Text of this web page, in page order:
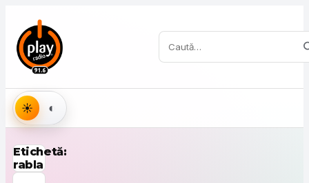
Caută:
Aspect
Etichetă:
rabla